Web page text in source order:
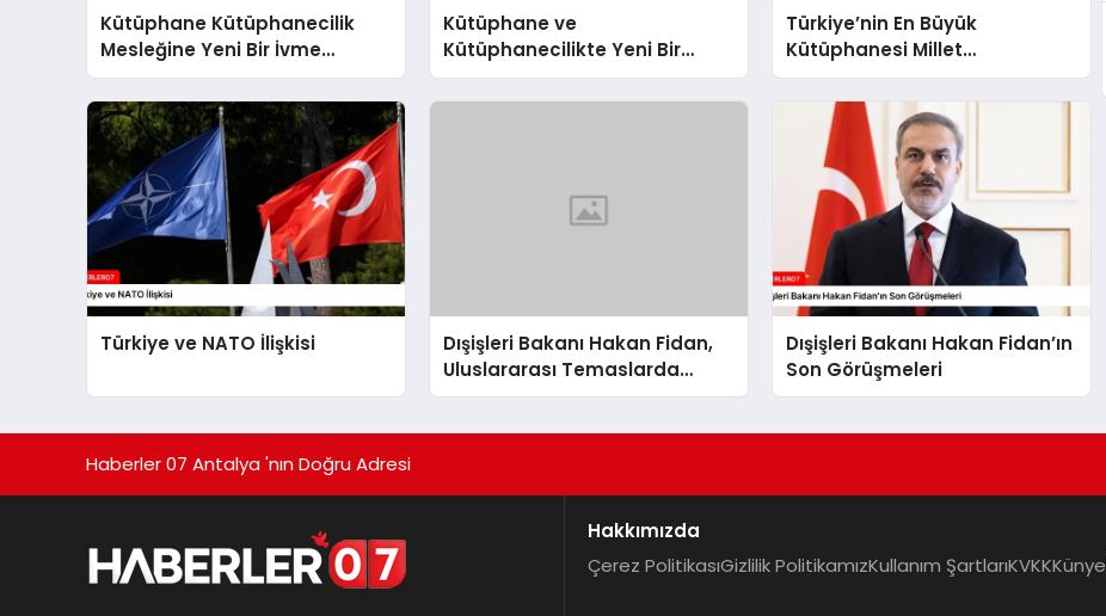
Kütüphane Kütüphanecilik
Mesleğine Yeni Bir İvme
Kazandırıyor
Kütüphane ve
Kütüphanecilikte Yeni Bir
İvme: Millet Kütüphanesi
Türkiye’nin En Büyük
Kütüphanesi Millet
Kütüphanesi
Türkiye ve NATO İlişkisi
Dışişleri Bakanı Hakan Fidan,
Uluslararası Temaslarda
Bulundu
Dışişleri Bakanı Hakan Fidan’ın
Son Görüşmeleri
Haberler 07 Antalya 'nın Doğru Adresi
Hakkımızda
Çerez PolitikasıGizlilik PolitikamızKullanım ŞartlarıKVKKKünye